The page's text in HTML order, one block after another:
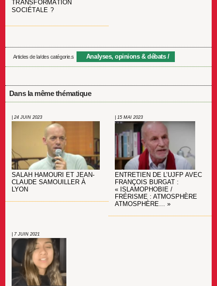
TRANSFORMATION
SOCIÉTALE ?
Articles de la/des catégorie.s Analyses, opinions & débats
Dans la même thématique
| 24 JUIN 2023
SALAH HAMOURI ET JEAN-
CLAUDE SAMOUILLER À
LYON
| 15 MAI 2023
ENTRETIEN DE L’UJFP AVEC
FRANÇOIS BURGAT :
« ISLAMOPHOBIE /
FRÉRISME : ATMOSPHÈRE
ATMOSPHÈRE… »
| 7 JUIN 2021